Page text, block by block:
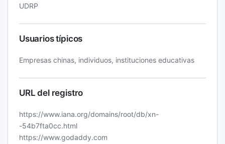
UDRP
Usuarios típicos
Empresas chinas, individuos, instituciones educativas
URL del registro
https://www.iana.org/domains/root/db/xn-
-54b7fta0cc.html
https://www.godaddy.com